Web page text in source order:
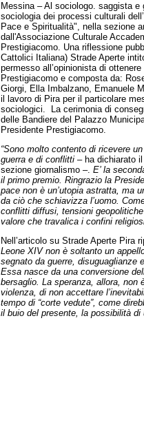
Messina – Al sociologo. saggista e
sociologia dei processi culturali
Pace e Spiritualità", nella sezione
dall'Associazione Culturale
Prestigiacomo. Una riflessione
Cattolici Italiana) Strade Aperte
permesso all’opinionista di
Prestigiacomo e composta da:
Giorgi, Ella Imbalzano, Emanuele
il lavoro di Pira per il particolare
sociologici. La cerimonia di
delle Bandiere del Palazzo
Presidente Prestigiacomo.
“Sono molto contento di ricevere
guerra e di conflitti – ha dichiarato
sezione giornalismo –. E’ la
il primo premio. Ringrazio la
pace non è un’utopia astratta, ma
da ciò che schiavizza l’uomo.
conflitti diffusi, tensioni
valore che travalica i confini
Nell’articolo su Strade Aperte Pira
Leone XIV non è soltanto un
segnato da guerre, disuguaglianze
Essa nasce da una conversione
bersaglio. La speranza, allora, non
violenza, di non accettare
tempo di “corte vedute”, come
il buio del presente, la possibilità di